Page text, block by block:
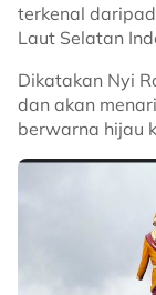
terkenal
Laut Selatan
Dikatakan Nyi
dan akan
berwarna hijau